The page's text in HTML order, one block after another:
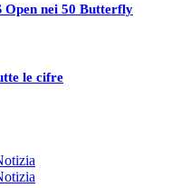
nei 50 Butterfly
le cifre